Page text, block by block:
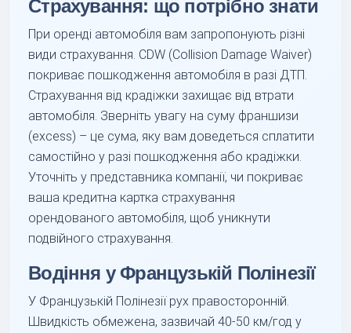
Страхування: що потрібно знати
При оренді автомобіля вам запропонують різні
види страхування. CDW (Collision Damage Waiver)
покриває пошкодження автомобіля в разі ДТП.
Страхування від крадіжки захищає від втрати
автомобіля. Зверніть увагу на суму франшизи
(excess) – це сума, яку вам доведеться сплатити
самостійно у разі пошкодження або крадіжки.
Уточніть у представника компанії, чи покриває
ваша кредитна картка страхування
орендованого автомобіля, щоб уникнути
подвійного страхування.
Водіння у Французькій Полінезії
У Французькій Полінезії рух правосторонній.
Швидкість обмежена, зазвичай 40-50 км/год у